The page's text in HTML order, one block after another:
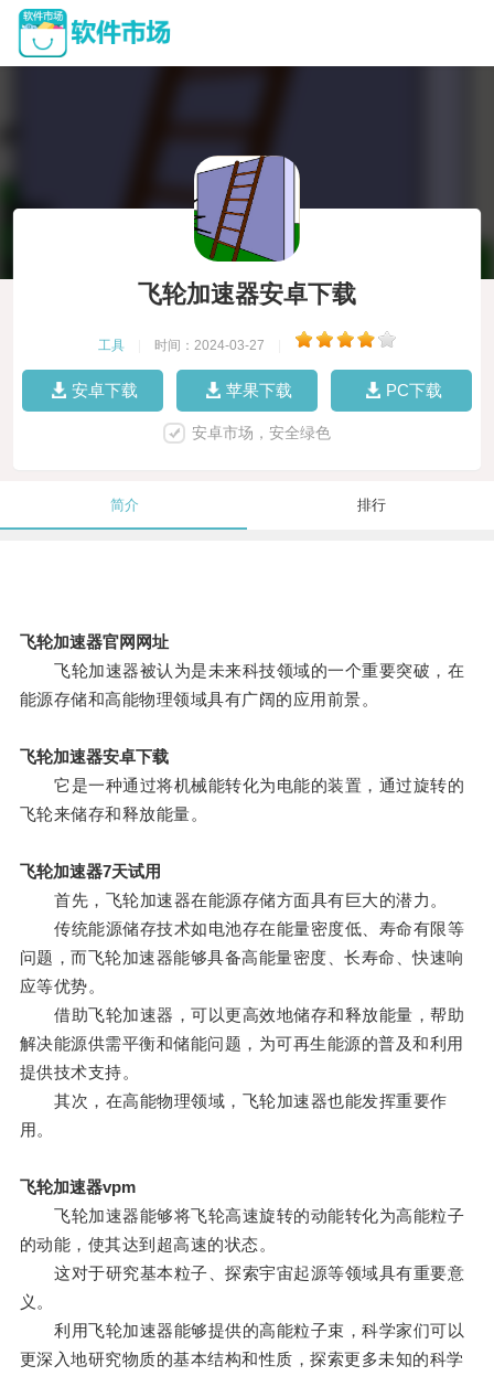
飞轮加速器安卓下载
工具 时间：2024-03-27
安卓下载 苹果下载 PC下载
安卓市场，安全绿色
简介 排行
飞轮加速器官网网址
飞轮加速器被认为是未来科技领域的一个重要突破，在
能源存储和高能物理领域具有广阔的应用前景。
飞轮加速器安卓下载
它是一种通过将机械能转化为电能的装置，通过旋转的
飞轮来储存和释放能量。
飞轮加速器7天试用
首先，飞轮加速器在能源存储方面具有巨大的潜力。
传统能源储存技术如电池存在能量密度低、寿命有限等
问题，而飞轮加速器能够具备高能量密度、长寿命、快速响
应等优势。
借助飞轮加速器，可以更高效地储存和释放能量，帮助
解决能源供需平衡和储能问题，为可再生能源的普及和利用
提供技术支持。
其次，在高能物理领域，飞轮加速器也能发挥重要作
用。
飞轮加速器vpm
飞轮加速器能够将飞轮高速旋转的动能转化为高能粒子
的动能，使其达到超高速的状态。
这对于研究基本粒子、探索宇宙起源等领域具有重要意
义。
利用飞轮加速器能够提供的高能粒子束，科学家们可以
更深入地研究物质的基本结构和性质，探索更多未知的科学